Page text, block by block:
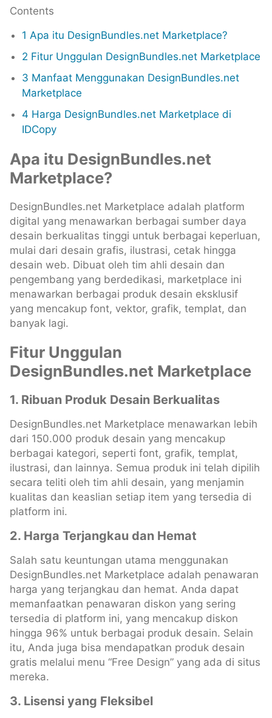
Contents
1 Apa itu DesignBundles.net Marketplace?
2 Fitur Unggulan DesignBundles.net Marketplace
3 Manfaat Menggunakan DesignBundles.net
Marketplace
4 Harga DesignBundles.net Marketplace di
IDCopy
Apa itu DesignBundles.net
Marketplace?
DesignBundles.net Marketplace adalah platform
digital yang menawarkan berbagai sumber daya
desain berkualitas tinggi untuk berbagai keperluan,
mulai dari desain grafis, ilustrasi, cetak hingga
desain web. Dibuat oleh tim ahli desain dan
pengembang yang berdedikasi, marketplace ini
menawarkan berbagai produk desain eksklusif
yang mencakup font, vektor, grafik, templat, dan
banyak lagi.
Fitur Unggulan
DesignBundles.net Marketplace
1. Ribuan Produk Desain Berkualitas
DesignBundles.net Marketplace menawarkan lebih
dari 150.000 produk desain yang mencakup
berbagai kategori, seperti font, grafik, templat,
ilustrasi, dan lainnya. Semua produk ini telah dipilih
secara teliti oleh tim ahli desain, yang menjamin
kualitas dan keaslian setiap item yang tersedia di
platform ini.
2. Harga Terjangkau dan Hemat
Salah satu keuntungan utama menggunakan
DesignBundles.net Marketplace adalah penawaran
harga yang terjangkau dan hemat. Anda dapat
memanfaatkan penawaran diskon yang sering
tersedia di platform ini, yang mencakup diskon
hingga 96% untuk berbagai produk desain. Selain
itu, Anda juga bisa mendapatkan produk desain
gratis melalui menu “Free Design” yang ada di situs
mereka.
3. Lisensi yang Fleksibel